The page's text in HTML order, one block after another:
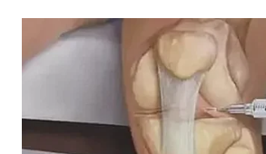
WN
SOLO
BOROBUDUR